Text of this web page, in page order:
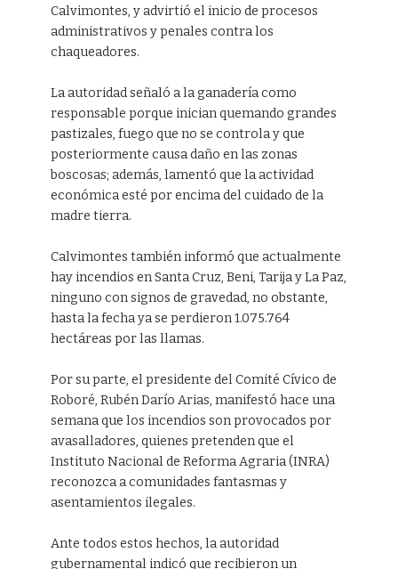
Calvimontes, y advirtió el inicio de procesos
administrativos y penales contra los
chaqueadores.
La autoridad señaló a la ganadería como
responsable porque inician quemando grandes
pastizales, fuego que no se controla y que
posteriormente causa daño en las zonas
boscosas; además, lamentó que la actividad
económica esté por encima del cuidado de la
madre tierra.
Calvimontes también informó que actualmente
hay incendios en Santa Cruz, Beni, Tarija y La Paz,
ninguno con signos de gravedad, no obstante,
hasta la fecha ya se perdieron 1.075.764
hectáreas por las llamas.
Por su parte, el presidente del Comité Cívico de
Roboré, Rubén Darío Arias, manifestó hace una
semana que los incendios son provocados por
avasalladores, quienes pretenden que el
Instituto Nacional de Reforma Agraria (INRA)
reconozca a comunidades fantasmas y
asentamientos ilegales.
Ante todos estos hechos, la autoridad
gubernamental indicó que recibieron un